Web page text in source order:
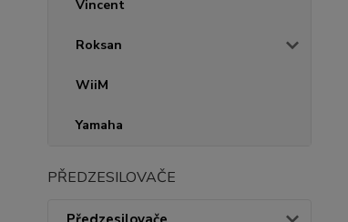
Vincent
Roksan
WiiM
Yamaha
PŘEDZESILOVAČE